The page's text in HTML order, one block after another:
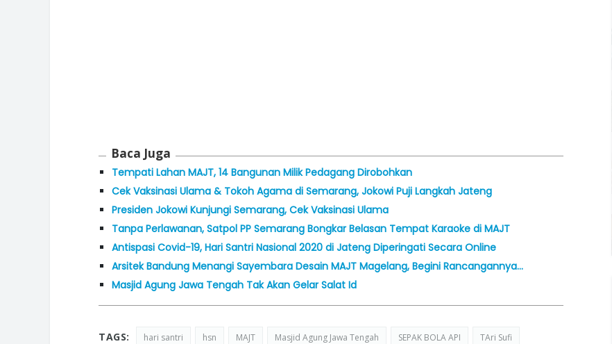
Baca Juga
Tempati Lahan MAJT, 14 Bangunan Milik Pedagang Dirobohkan
Cek Vaksinasi Ulama & Tokoh Agama di Semarang, Jokowi Puji Langkah Jateng
Presiden Jokowi Kunjungi Semarang, Cek Vaksinasi Ulama
Tanpa Perlawanan, Satpol PP Semarang Bongkar Belasan Tempat Karaoke di MAJT
Antispasi Covid-19, Hari Santri Nasional 2020 di Jateng Diperingati Secara Online
Arsitek Bandung Menangi Sayembara Desain MAJT Magelang, Begini Rancangannya…
Masjid Agung Jawa Tengah Tak Akan Gelar Salat Id
TAGS: hari santri hsn MAJT Masjid Agung Jawa Tengah SEPAK BOLA API TAri Sufi